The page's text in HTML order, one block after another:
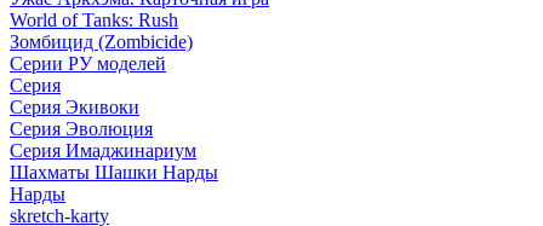
World of Tanks: Rush
Зомбицид (Zombicide)
Серии РУ моделей
Серия
Серия Экивоки
Серия Эволюция
Серия Имаджинариум
Шахматы Шашки Нарды
Нарды
skretch-karty